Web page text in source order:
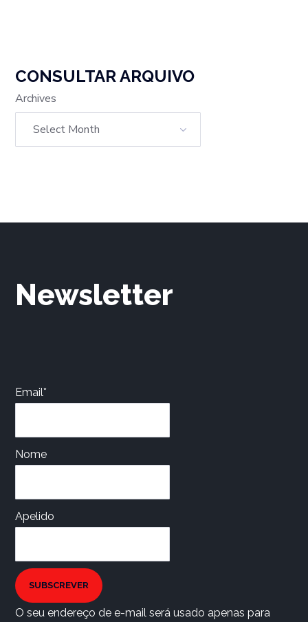
CONSULTAR ARQUIVO
Archives
Newsletter
Email*
Nome
Apelido
SUBSCREVER
O seu endereço de e-mail será usado apenas para